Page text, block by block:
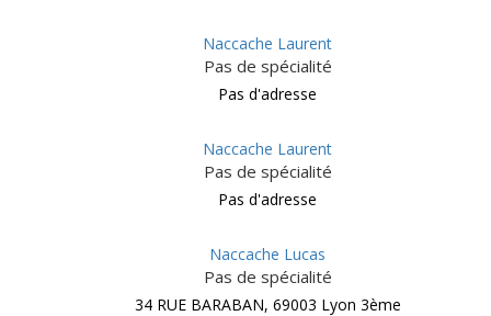
Naccache Laurent
Pas de spécialité
Pas d'adresse
Naccache Laurent
Pas de spécialité
Pas d'adresse
Naccache Lucas
Pas de spécialité
34 RUE BARABAN, 69003 Lyon 3ème